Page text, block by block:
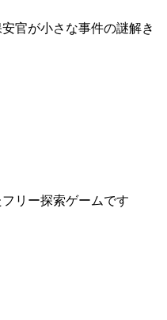
官が小さな事件の謎解き
リー探索ゲームです